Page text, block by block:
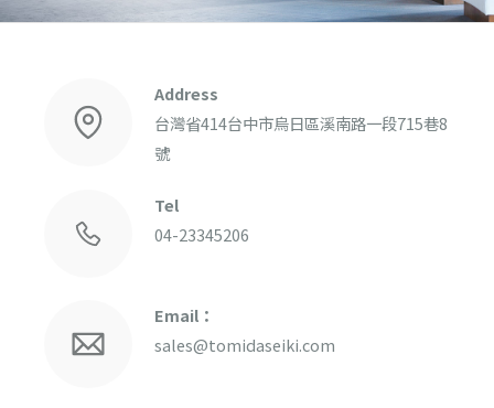
Address
台灣省414台中市烏日區溪南路一段715巷8
號
Tel
04-23345206
Email：
sales@tomidaseiki.com